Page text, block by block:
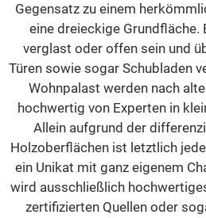
Gegensatz zu einem
eine dreieckige Grundfläche.
verglast oder offen sein und
Türen sowie sogar Schubladen
Wohnpalast werden nach
hochwertig von Experten in
Allein aufgrund der
Holzoberflächen ist letztlich
ein Unikat mit ganz eigenem
wird ausschließlich
zertifizierten Quellen oder